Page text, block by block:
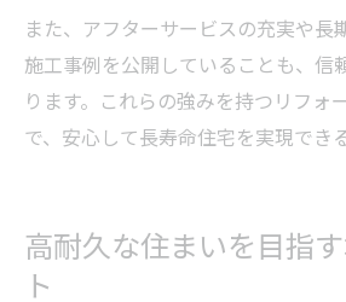
また、アフターサービスの充実や長
施工事例を公開していることも、信
ります。これらの強みを持つリフォ
で、安心して長寿命住宅を実現でき
高耐久な住まいを目指
ト